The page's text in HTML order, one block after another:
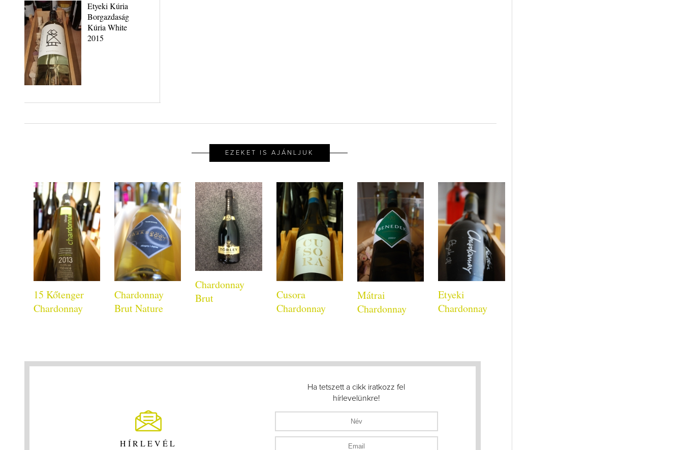
Etyeki Kúria
Borgazdaság
Kúria White
2015
EZEKET IS AJÁNLJUK
15 Kőtenger
Chardonnay
Chardonnay
Brut Nature
Chardonnay
Brut
Cusora
Chardonnay
Mátrai
Chardonnay
Etyeki
Chardonnay
HÍRLEVÉL
Ha tetszett a cikk iratkozz fel
hírlevelünkre!